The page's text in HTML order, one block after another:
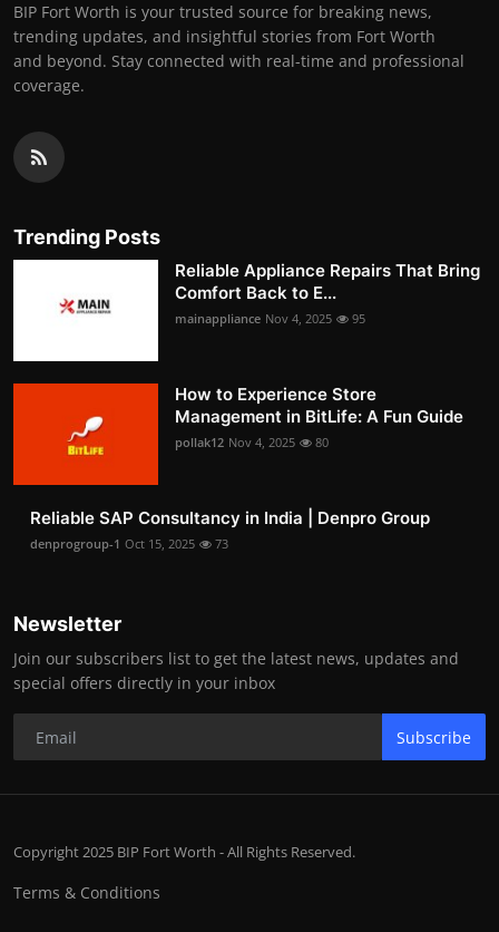
BIP Fort Worth is your trusted source for breaking news,
trending updates, and insightful stories from Fort Worth
and beyond. Stay connected with real-time and professional
coverage.
Trending Posts
Reliable Appliance Repairs That Bring
Comfort Back to E...
mainappliance Nov 4, 2025 95
How to Experience Store
Management in BitLife: A Fun Guide
pollak12 Nov 4, 2025 80
Reliable SAP Consultancy in India | Denpro Group
denprogroup-1 Oct 15, 2025 73
Newsletter
Join our subscribers list to get the latest news, updates and
special offers directly in your inbox
Subscribe
Copyright 2025 BIP Fort Worth - All Rights Reserved.
Terms & Conditions